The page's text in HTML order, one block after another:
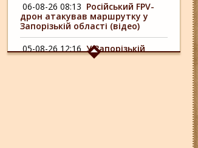
06-08-26 08:13 Російський FPV-
дрон атакував маршрутку у
Запорізькій області (відео)
05-08-26 12:16 У Запорізькій
області ресторан оштрафували